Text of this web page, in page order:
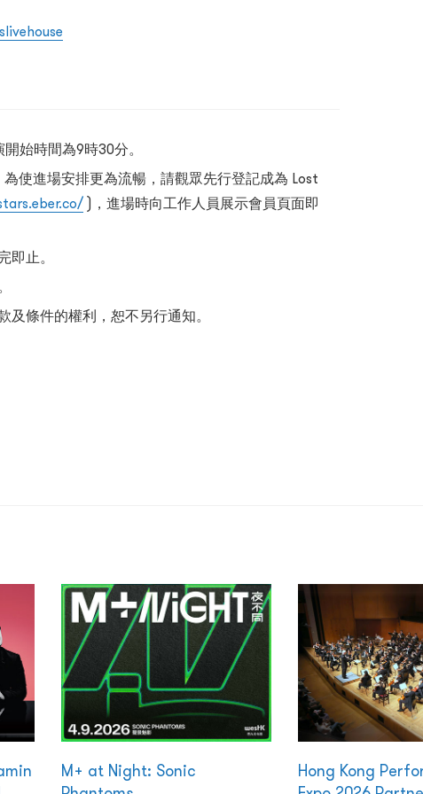
始時間為9時30分。
使進場安排更為流暢，請觀眾先行登記成為 Lost
)，進場時向工作人員展示會員頁面即
即止。
及條件的權利，恕不另行通知。
M+ at Night: Sonic
Hong Kong